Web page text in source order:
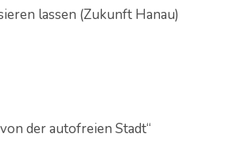
lassen (Zukunft Hanau)
der autofreien Stadt“